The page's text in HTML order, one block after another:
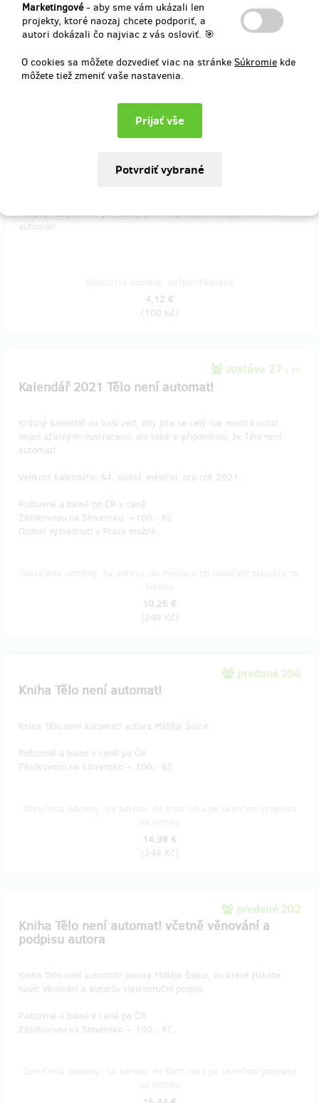
Marketingové- aby sme vám ukázali len
projekty, ktoré naozaj chcete podporiť, a
autori dokázali čo najviac z vás osloviť. 🎯
O cookies sa môžete dozvedieť viac na stránke Súkromie kde
môžete tiež zmeniť vaše nastavenia.
Zobraz viac prispievateľov
Vyberte si odmenu za váš príspevok
Přispěji rád jen tak, pro dobrý pocit a proto, že vím, že tělo není
automat!
4,12 €
(100 Kč)
zostáva 27 z 30
Kalendář 2021 Tělo není automat!
Krásný kalendář na Vaši zeď, aby jste se celý rok mohli kochat
nejen úžasnými ilustracemi, ale také si připomínali, že Tělo není
automat!
Velikost kalendáře: A4, visací, měsíční, pro rok 2021.
Poštovné a balné po ČR v ceně.
Zásilkovnou na Slovensko: +100,- Kč.
Osobní vyzvednutí v Praze možné.
10,26 €
(249 Kč)
predané 296
Kniha Tělo není automat!
Kniha Tělo není automat! autora Matěje Šulce.
Poštovné a balné v ceně po ČR.
Zásilkovnou na Slovensko + 100,- Kč.
14,38 €
(349 Kč)
predané 202
Kniha Tělo není automat! včetně věnování a
podpisu autora
Kniha Tělo není automat! autora Matěje Šulce, do které získáte
navíc věnování a autorův vlastnoruční podpis.
Poštovné a balné v ceně po ČR.
Zásilkovnou na Slovensko + 100,- Kč.